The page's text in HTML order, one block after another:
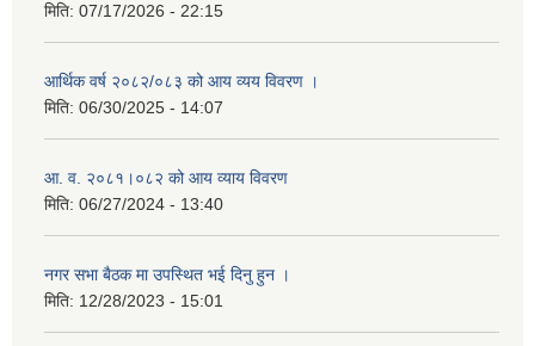
मिति: 07/17/2026 - 22:15
आर्थिक वर्ष २०८२/०८३ को आय व्यय विवरण ।
मिति: 06/30/2025 - 14:07
आ. व. २०८१।०८२ को आय व्याय विवरण
मिति: 06/27/2024 - 13:40
नगर सभा बैठक मा उपस्थित भई दिनु हुन ।
मिति: 12/28/2023 - 15:01